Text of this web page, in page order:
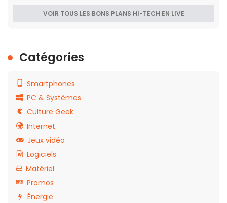
VOIR TOUS LES BONS PLANS HI-TECH EN LIVE
Catégories
Smartphones
PC & Systèmes
Culture Geek
Internet
Jeux vidéo
Logiciels
Matériel
Promos
Énergie